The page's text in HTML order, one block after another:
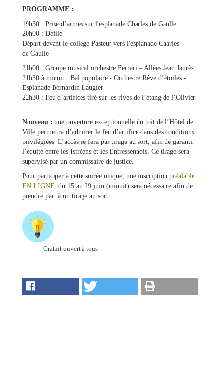
Ma
mairie
Mes
démarches
Culture
&
Loisirs
|
Tourisme
Sports
Billetterie
Infos
Travaux/Voirie
|
PROGRAMME :
19h30 : Prise d’armes sur l'esplanade Charles de Gaulle
20h00 : Défilé
Départ devant le collège Pasteur vers l'esplanade Charles
de Gaulle
21h00 : Groupe musical orchestre Ferrari – Allées Jean Jaurès
21h30 à minuit : Bal populaire - Orchestre Rêve d’étoiles -
Esplanade Bernardin Laugier
22h30 : Feu d’artifices tiré sur les rives de l’étang de l’Olivier
Nouveau : une ouverture exceptionnelle du toit de l’Hôtel de
Ville permettra d’admirer le feu d’artifice dans des conditions
privilégiées. L’accès se fera par tirage au sort, afin de garantir
l’équité entre les Istréens et les Entressennois. Ce tirage sera
supervisé par un commissaire de justice.
Pour participer à cette soirée unique, une inscription préalable
EN LIGNE du 15 au 29 juin (minuit) sera nécessaire afin de
prendre part à un tirage au sort.
Gratuit ouvert à tous